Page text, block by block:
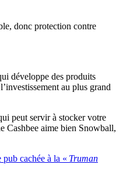
donc protection contre
développe des produits
au plus grand
peut servir à stocker votre
Cashbee aime bien Snowball,
pub cachée à la « Truman